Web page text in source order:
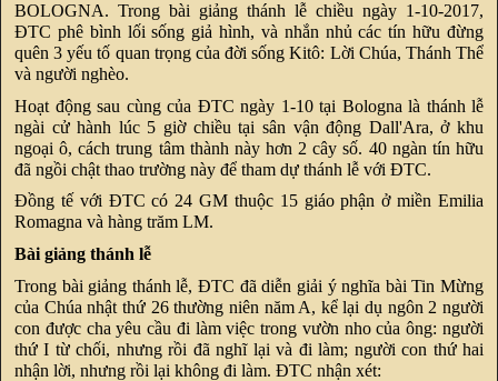
BOLOGNA. Trong bài giảng thánh lễ chiều ngày 1-10-2017,
ĐTC phê bình lối sống giả hình, và nhắn nhủ các tín hữu đừng
quên 3 yếu tố quan trọng của đời sống Kitô: Lời Chúa, Thánh Thể
và người nghèo.
Hoạt động sau cùng của ĐTC ngày 1-10 tại Bologna là thánh lễ
ngài cử hành lúc 5 giờ chiều tại sân vận động Dall'Ara, ở khu
ngoại ô, cách trung tâm thành này hơn 2 cây số. 40 ngàn tín hữu
đã ngồi chật thao trường này để tham dự thánh lễ với ĐTC.
Đồng tế với ĐTC có 24 GM thuộc 15 giáo phận ở miền Emilia
Romagna và hàng trăm LM.
Bài giảng thánh lễ
Trong bài giảng thánh lễ, ĐTC đã diễn giải ý nghĩa bài Tin Mừng
của Chúa nhật thứ 26 thường niên năm A, kể lại dụ ngôn 2 người
con được cha yêu cầu đi làm việc trong vườn nho của ông: người
thứ I từ chối, nhưng rồi đã nghĩ lại và đi làm; người con thứ hai
nhận lời, nhưng rồi lại không đi làm. ĐTC nhận xét: